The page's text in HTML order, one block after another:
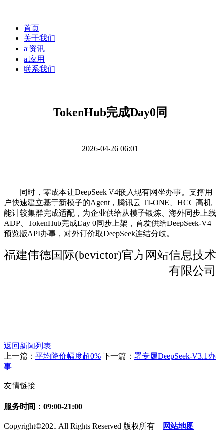
首页
关于我们
ai资讯
ai应用
联系我们
TokenHub完成Day0同
2026-04-26 06:01
同时，零成本让DeepSeek V4嵌入现有网坐办事。支撑用
户快速建立基于新模子的Agent，腾讯云 TI-ONE、HCC 高机
能计较集群完成适配，为企业供给从模子锻炼、海外同步上线
ADP、TokenHub完成Day 0同步上架，首发供给DeepSeek-V4
预览版API办事，对外订价取DeepSeek连结分歧。
福建伟德国际(bevictor)官方网站信息技术
有限公司
返回新闻列表
上一篇： 平均降价幅度超0% 下一篇： 署专属DeepSeek-V3.1办
事
友情链接
服务时间：09:00-21:00
Copyright©2021 All Rights Reserved 版权所有 网站地图